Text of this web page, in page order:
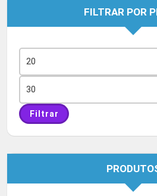
FILTRAR POR
mínimo
máximo
Filtrar